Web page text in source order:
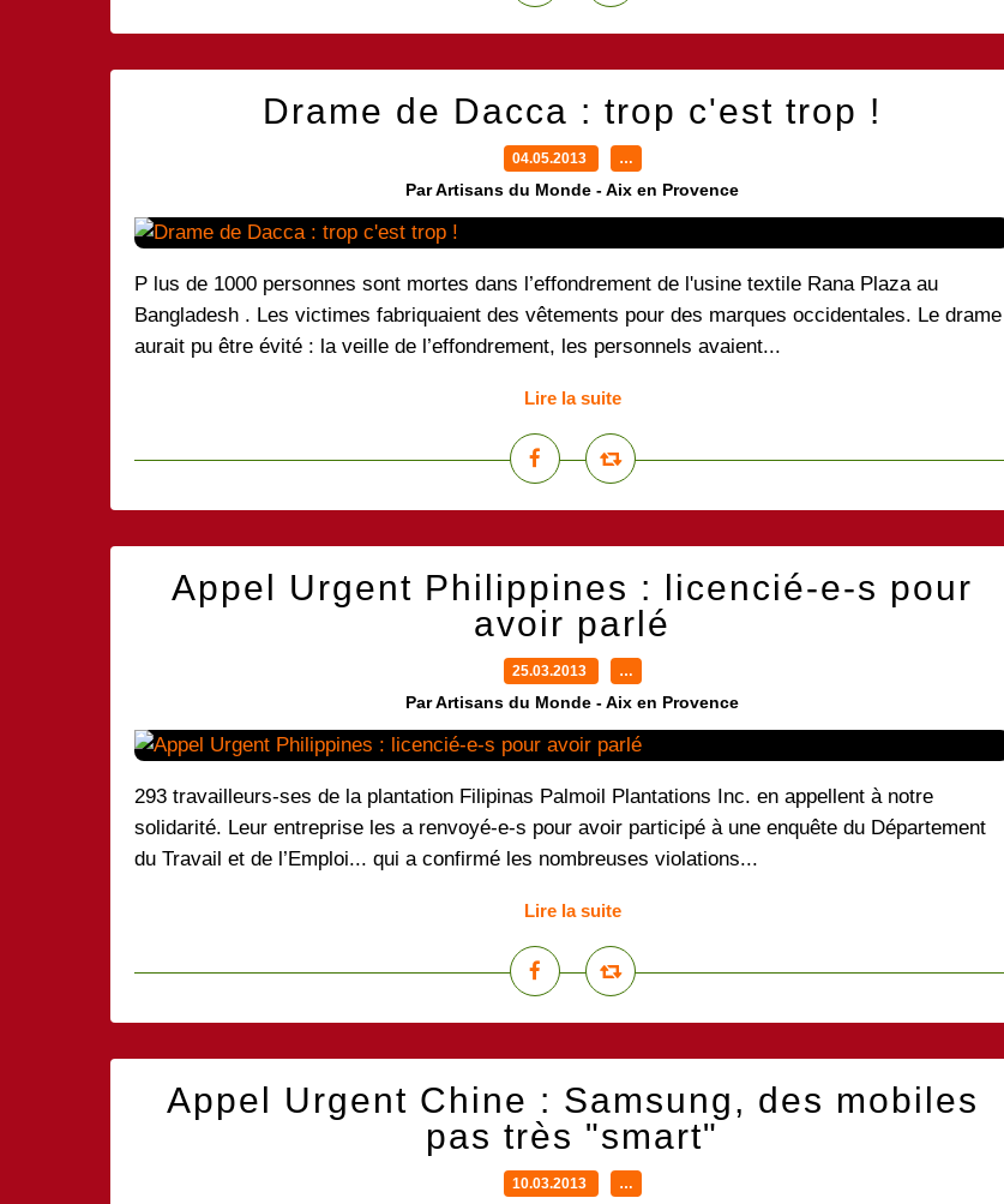
Drame de Dacca : trop c'est trop !
04.05.2013 …
Par Artisans du Monde - Aix en Provence
P lus de 1000 personnes sont mortes dans l’effondrement de l'usine textile Rana Plaza au
Bangladesh . Les victimes fabriquaient des vêtements pour des marques occidentales. Le drame
aurait pu être évité : la veille de l’effondrement, les personnels avaient...
Lire la suite
Appel Urgent Philippines : licencié-e-s pour
avoir parlé
25.03.2013 …
Par Artisans du Monde - Aix en Provence
293 travailleurs-ses de la plantation Filipinas Palmoil Plantations Inc. en appellent à notre
solidarité. Leur entreprise les a renvoyé-e-s pour avoir participé à une enquête du Département
du Travail et de l’Emploi... qui a confirmé les nombreuses violations...
Lire la suite
Appel Urgent Chine : Samsung, des mobiles
pas très "smart"
10.03.2013 …